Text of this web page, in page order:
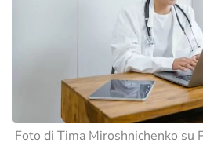
Foto di Tima Miroshnichenko su